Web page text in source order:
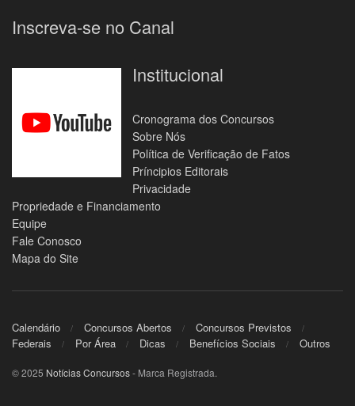
Inscreva-se no Canal
Institucional
Cronograma dos Concursos
Sobre Nós
Política de Verificação de Fatos
Príncipios Editorais
Privacidade
Propriedade e Financiamento
Equipe
Fale Conosco
Mapa do Site
Calendário Concursos Abertos
Concursos Previstos
Federais
Por Área Dicas Benefícios Sociais Outros
© 2025 Notícias Concursos- Marca Registrada.